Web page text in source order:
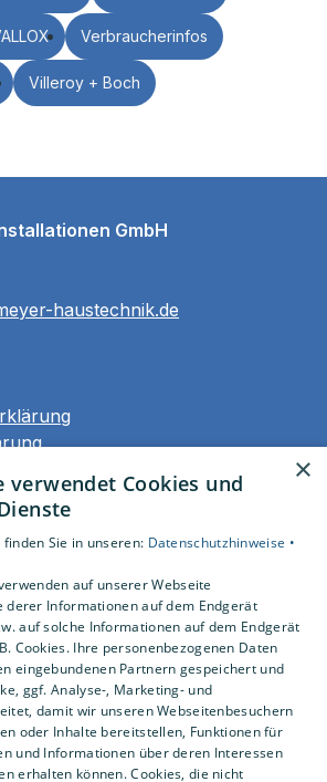
Verbraucherinfos
Villeroy + Boch
GmbH
haustechnik.de
×
verwendet Cookies und
Sie in unseren: Datenschutzhinweise •
auf unserer Webseite
derer Informationen auf dem Endgerät
auf solche Informationen auf dem Endgerät
Cookies. Ihre personenbezogenen Daten
eingebundenen Partnern gespeichert und
ggf. Analyse-, Marketing- und
damit wir unseren Webseitenbesuchern
oder Inhalte bereitstellen, Funktionen für
und Informationen über deren Interessen
erhalten können. Cookies, die nicht